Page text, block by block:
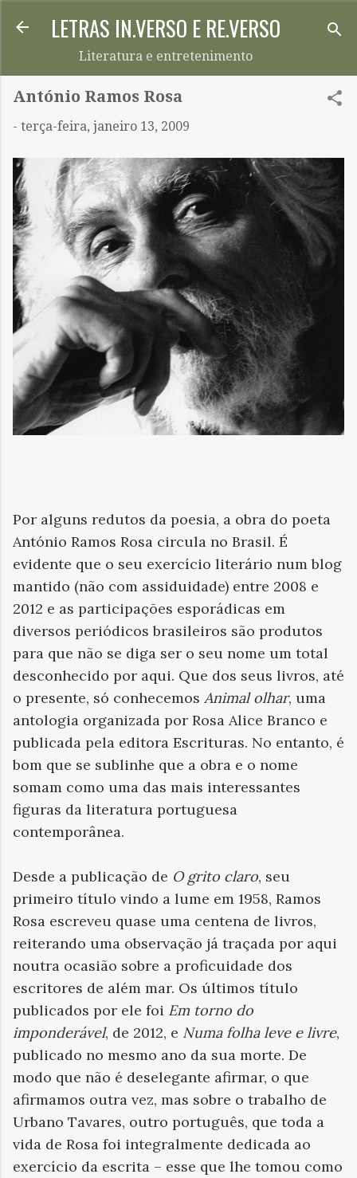
Pular para o conteúdo principal
LETRAS IN.VERSO E RE.VERSO
Literatura e entretenimento
António Ramos Rosa
- terça-feira, janeiro 13, 2009
Por alguns redutos da poesia, a obra do poeta
António Ramos Rosa circula no Brasil. É
evidente que o seu exercício literário num blog
mantido (não com assiduidade) entre 2008 e
2012 e as participações esporádicas em
diversos periódicos brasileiros são produtos
para que não se diga ser o seu nome um total
desconhecido por aqui. Que dos seus livros, até
o presente, só conhecemos Animal olhar, uma
antologia organizada por Rosa Alice Branco e
publicada pela editora Escrituras. No entanto, é
bom que se sublinhe que a obra e o nome
somam como uma das mais interessantes
figuras da literatura portuguesa
contemporânea.
Desde a publicação de O grito claro, seu
primeiro título vindo a lume em 1958, Ramos
Rosa escreveu quase uma centena de livros,
reiterando uma observação já traçada por aqui
noutra ocasião sobre a proficuidade dos
escritores de além mar. Os últimos título
publicados por ele foi Em torno do
imponderável, de 2012, e Numa folha leve e livre,
publicado no mesmo ano da sua morte. De
modo que não é deselegante afirmar, o que
afirmamos outra vez, mas sobre o trabalho de
Urbano Tavares, outro português, que toda a
vida de Rosa foi integralmente dedicada ao
exercício da escrita – esse que lhe tomou como